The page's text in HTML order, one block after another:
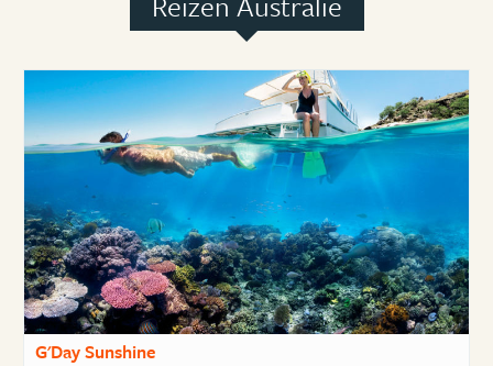
G'Day Sunshine